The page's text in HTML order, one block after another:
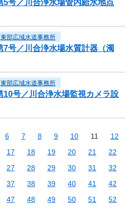
5号／川合浄水場管内給水地点
東部広域水道事務所
7号／川合浄水場水質計器（濁
東部広域水道事務所
10号／川合浄水場監視カメラ設
6 7 8 9 10 11
12
17 18 19 20 21
22
27 28 29 30 31
32
37 38 39 40 41
42
47 48 49 50 51
52